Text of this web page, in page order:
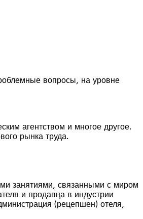
вопросы, на уровне
агентством и многое другое.
рынка труда.
занятиями, связанными с миром
и продавца в индустрии
(рецепшен) отеля,